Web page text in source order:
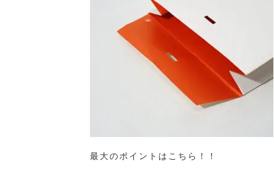
最大のポイントはこちら！！